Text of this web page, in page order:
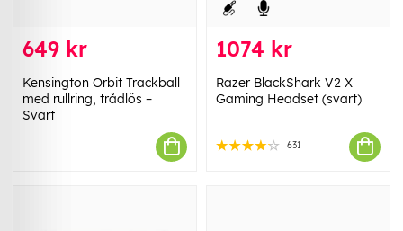
649 kr
Kensington Orbit Trackball
med rullring, trådlös –
Svart
1074 kr
Razer BlackShark V2 X
Gaming Headset (svart)
631